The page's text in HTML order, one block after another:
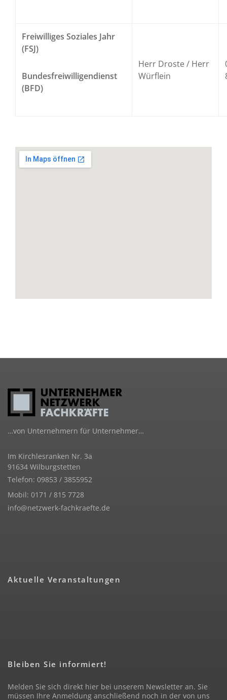
Freiwilliges Soziales Jahr
(FSJ)
Bundesfreiwilligendienst
(BFD)
Herr Droste / Herr
Würflein
…von Unternehmern für Unternehmer…
Im Kirchlesranken Nr. 3a
91634 Wilburgstetten
Telefon: 09853 / 3855952
Mobil: 0171 / 815 7728
info@netzwerk-fachkraefte.de
Aktuelle Veranstaltungen
Bleiben Sie informiert!
Melden Sie sich direkt hier bei unserem Newsletter an. Sie
müssen Ihre Anmeldung anschließend noch in der von uns